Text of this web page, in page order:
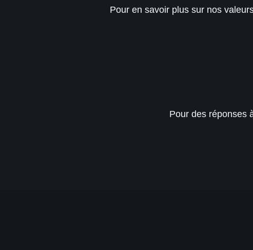
Pour en savoir plus sur nos
Pour des réponses